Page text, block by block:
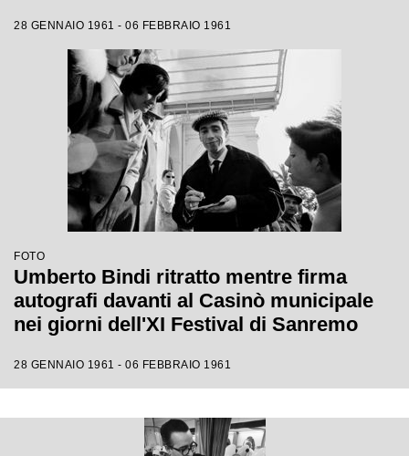
28 GENNAIO 1961 - 06 FEBBRAIO 1961
FOTO
Umberto Bindi ritratto mentre firma
autografi davanti al Casinò municipale
nei giorni dell'XI Festival di Sanremo
28 GENNAIO 1961 - 06 FEBBRAIO 1961